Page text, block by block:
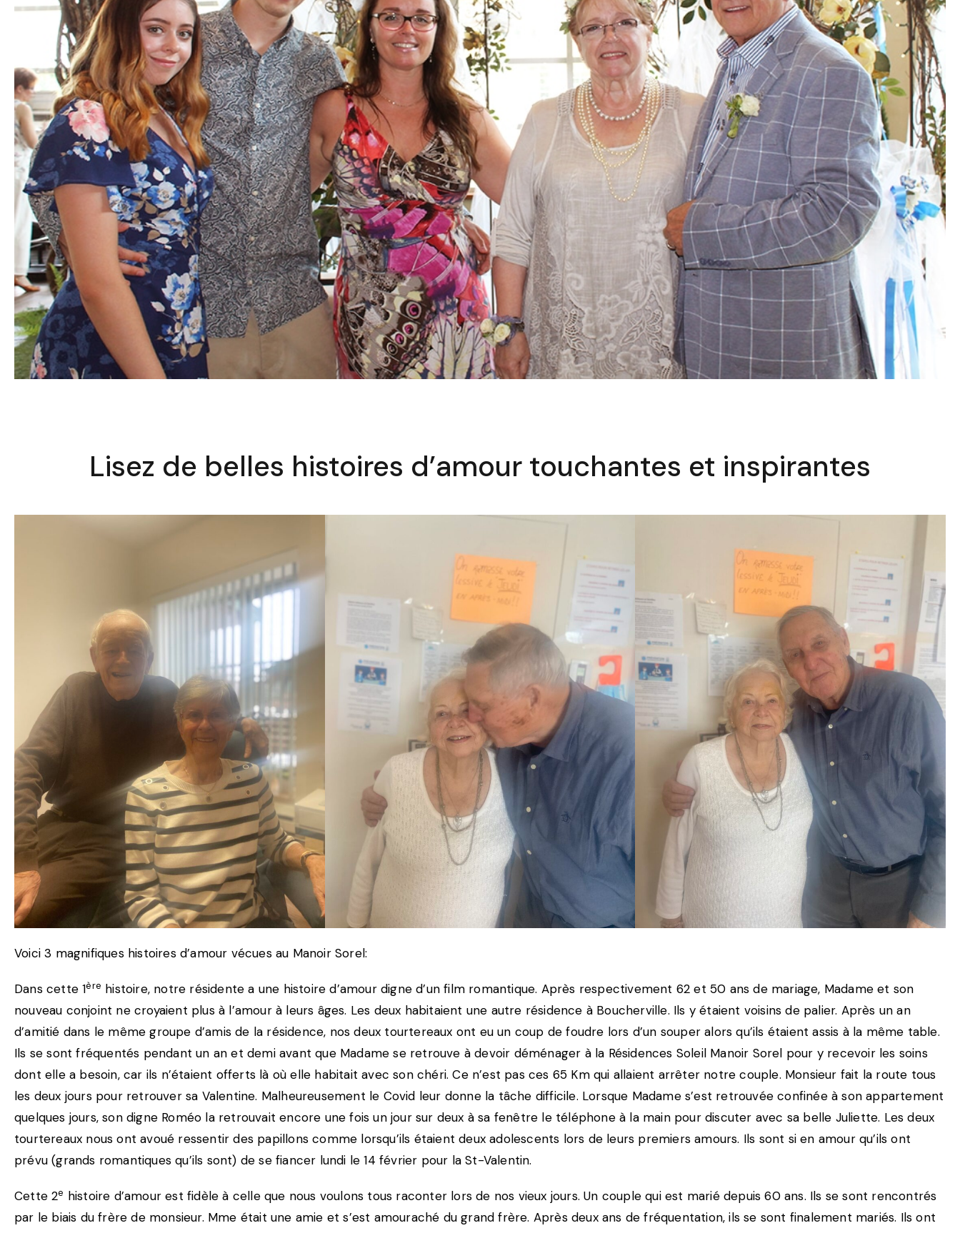
Lisez de belles histoires d’amour touchantes et inspirantes
Voici 3 magnifiques histoires d’amour vécues au Manoir Sorel:
Dans cette 1ère histoire, notre résidente a une histoire d’amour digne d’un film romantique. Après respectivement 62 et 50 ans de mariage, Madame et son
nouveau conjoint ne croyaient plus à l’amour à leurs âges. Les deux habitaient une autre résidence à Boucherville. Ils y étaient voisins de palier. Après un an
d’amitié dans le même groupe d’amis de la résidence, nos deux tourtereaux ont eu un coup de foudre lors d’un souper alors qu’ils étaient assis à la même table.
Ils se sont fréquentés pendant un an et demi avant que Madame se retrouve à devoir déménager à la Résidences Soleil Manoir Sorel pour y recevoir les soins
dont elle a besoin, car ils n’étaient offerts là où elle habitait avec son chéri. Ce n’est pas ces 65 Km qui allaient arrêter notre couple. Monsieur fait la route tous
les deux jours pour retrouver sa Valentine. Malheureusement le Covid leur donne la tâche difficile. Lorsque Madame s’est retrouvée confinée à son appartement
quelques jours, son digne Roméo la retrouvait encore une fois un jour sur deux à sa fenêtre le téléphone à la main pour discuter avec sa belle Juliette. Les deux
tourtereaux nous ont avoué ressentir des papillons comme lorsqu’ils étaient deux adolescents lors de leurs premiers amours. Ils sont si en amour qu’ils ont
prévu (grands romantiques qu’ils sont) de se fiancer lundi le 14 février pour la St-Valentin.
Cette 2e histoire d’amour est fidèle à celle que nous voulons tous raconter lors de nos vieux jours. Un couple qui est marié depuis 60 ans. Ils se sont rencontrés
par le biais du frère de monsieur. Mme était une amie et s’est amouraché du grand frère. Après deux ans de fréquentation, ils se sont finalement mariés. Ils ont